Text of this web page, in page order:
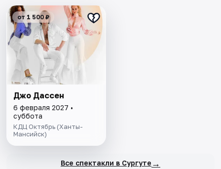
от 1 500 ₽
Джо Дассен
6 февраля 2027 •
суббота
КДЦ Октябрь (Ханты-
Мансийск)
Все спектакли в Сургуте →